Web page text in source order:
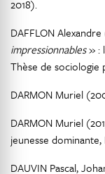
2018).
DAFFLON
impressionnables» :
Thèse de sociologie
DARMON Muriel
DARMON Muriel
jeunesse
DAUVIN Pascal,